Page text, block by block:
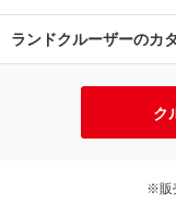
ランドクルーザーのカ
ク
※販